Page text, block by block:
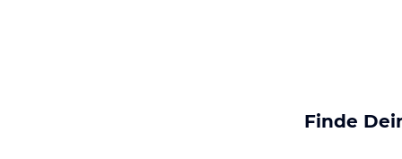
Finde